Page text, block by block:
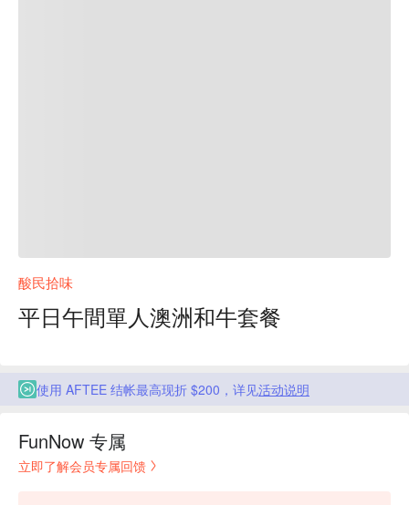
酸民拾味
平日午間單人澳洲和牛套餐
使用 AFTEE 结帐最高现折 $200，详见活动说明
FunNow 专属
立即了解会员专属回馈